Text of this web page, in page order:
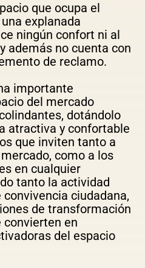
que ocupa el
explanada
ningún confort ni al
además no cuenta con
de reclamo.
importante
del mercado
dotándolo
atractiva y confortable
que inviten tanto a
como a los
en cualquier
tanto la actividad
ciudadana,
de transformación
convierten en
del espacio